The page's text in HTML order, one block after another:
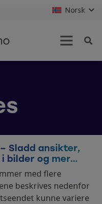
Norsk
Sladd ansikter,
bilder og mer…
med flere
beskrives nedenfor
kunne variere